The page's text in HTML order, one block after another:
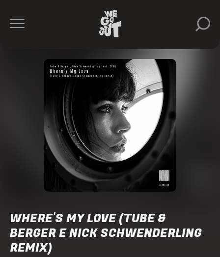
WHERE'S MY LOVE (TUBE &
BERGER E NICK SCHWENDERLING
REMIX)